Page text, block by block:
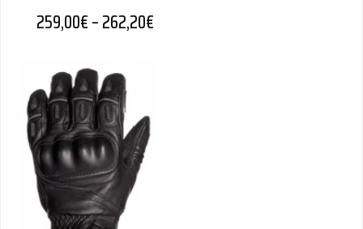
259,00€–262,20€